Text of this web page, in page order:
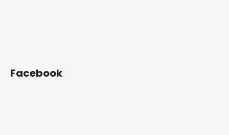
Facebook